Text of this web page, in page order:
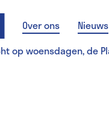
Over ons Nieuws
op woensdagen, de